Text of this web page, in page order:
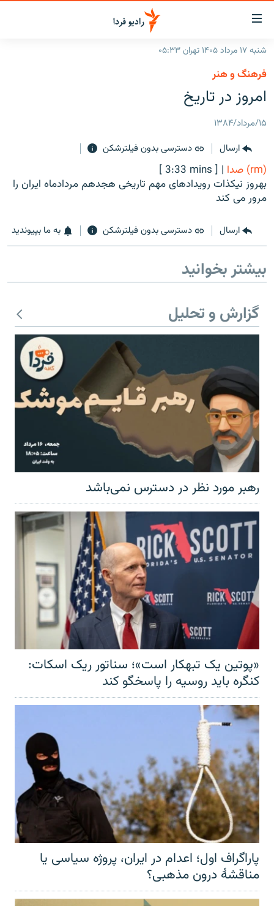
لینک‌های
قابلیت
دسترسی
بازگشت
بازگشت
منوی
اصلی
صفحه
جستجو
صفحه اصلی
جهان
رادیو
انتخاب کنید و بشنوید
برنامه‌های رادیویی
فرکانس‌ها
پادکست
چندرسانه‌ای
گزارش‌های تصویری
زنان فردا
English
به ما بپیوندید
شنبه ۱۷ مرداد ۱۴۰۵ تهران ۰۵:۳۳
فرهنگ و هنر
امروز در تاريخ
۱۵/مرداد/۱۳۸۴
ارسال
دسترسی بدون فیلترشکن
(rm) صدا |
[ 3:33 mins ]
بهروز نیکذات رویدادهای مهم تاریخی هجدهم مردادماه ایران را
مرور می کند
ارسال دسترسی بدون فیلترشکن به ما بپیوندید
بیشتر بخوانید
گزارش و تحلیل
رهبر مورد نظر در دسترس نمی‌باشد
«پوتین یک تبهکار است»؛ سناتور ریک اسکات:
کنگره باید روسیه را پاسخگو کند
پاراگراف اول؛ اعدام در ایران، پروژه سیاسی یا
مناقشهٔ درون مذهبی؟